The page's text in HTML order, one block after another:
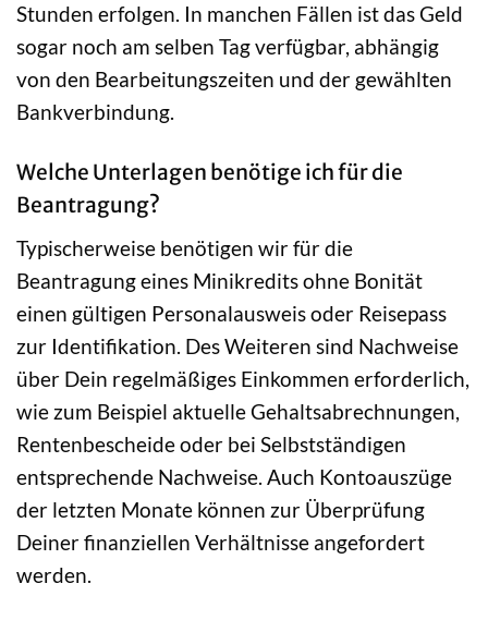
Stunden erfolgen. In manchen Fällen ist das Geld
sogar noch am selben Tag verfügbar, abhängig
von den Bearbeitungszeiten und der gewählten
Bankverbindung.
Welche Unterlagen benötige ich für die
Beantragung?
Typischerweise benötigen wir für die
Beantragung eines Minikredits ohne Bonität
einen gültigen Personalausweis oder Reisepass
zur Identifikation. Des Weiteren sind Nachweise
über Dein regelmäßiges Einkommen erforderlich,
wie zum Beispiel aktuelle Gehaltsabrechnungen,
Rentenbescheide oder bei Selbstständigen
entsprechende Nachweise. Auch Kontoauszüge
der letzten Monate können zur Überprüfung
Deiner finanziellen Verhältnisse angefordert
werden.